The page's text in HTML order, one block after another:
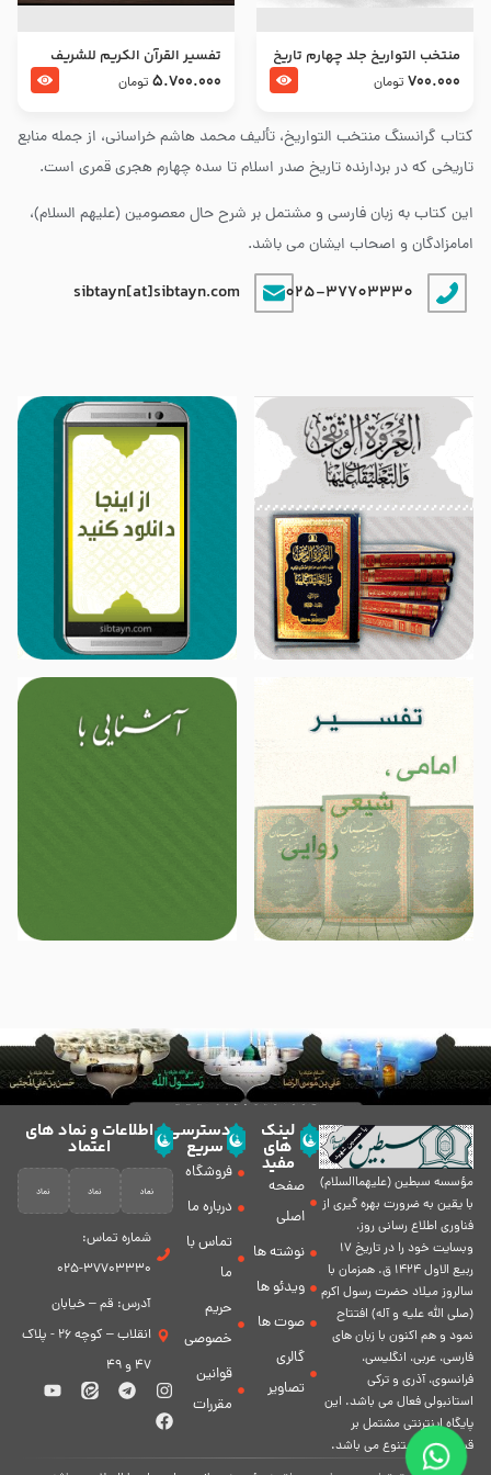
کتاب گرانسنگ منتخب التواريخ، تألیف محمد هاشم خراسانی، از جمله منابع
تاریخی که در بردارنده تاریخ صدر اسلام تا سده چهارم هجری قمری است.
این کتاب به زبان فارسی و مشتمل بر شرح حال معصومین (علیهم السلام)،
امامزادگان و اصحاب ایشان می باشد.
025-37703330
sibtayn[at]sibtayn.com
منتخب التواریخ جلد چهارم تاریخ
امام زین العابدین و امام محمد
700.000 تومان
تفسير القرآن الكريم للشريف
المرتضي قدس سرّه
5.700.000 تومان
مؤسسه سبطين (عليهماالسلام)
با يقين به ضرورت بهره گیرى از
فناورى اطلاع رسانى روز،
وبسایت خود را در تاريخ 17
ربيع الاول 1424 ق. همزمان با
سالروز ميلاد حضرت رسول اكرم
(صلی الله علیه و آله) افتتاح
نمود و هم اكنون با زبان های
فارسی، عربى، انگلیسی،
فرانسوی، آذری و ترکی
استانبولی فعال مى باشد. اين
پايگاه اينترنتى مشتمل بر
قسمت هاى متنوع مى باشد.
لینک
های
مفید
صفحه
اصلی
نوشته ها
ویدئو ها
صوت ها
گالری
تصاویر
دسترسی
سریع
فروشگاه
درباره ما
تماس با
ما
حریم
خصوصی
قوانین
مقررات
اطلاعات و نماد های
اعتماد
شماره تماس:
37703330-025
آدرس: قم – خیابان
انقلاب – کوچه 26 - پلاک
47 و 49